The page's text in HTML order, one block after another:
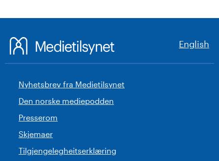
English
Nyhetsbrev fra Medietilsynet
Den norske mediepodden
Presserom
Skjemaer
Tilgjengelegheitserklæring